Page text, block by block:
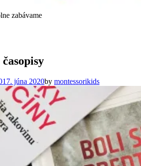
zabávame
17. júna 2020by montessorikids